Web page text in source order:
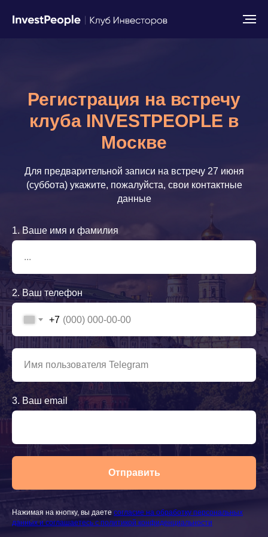
Регистрация на встречу
клуба INVESTPEOPLE в
Москве
Для предварительной записи на встречу 27 июня
(суббота) укажите, пожалуйста, свои контактные
данные
1. Ваше имя и фамилия
2. Ваш телефон
+7
3. Ваш email
Отправить
Нажимая на кнопку, вы даете согласие на обработку персональных
данных и соглашаетесь c политикой конфиденциальности